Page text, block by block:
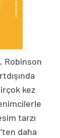
Robinson
kez
tarzı
daha